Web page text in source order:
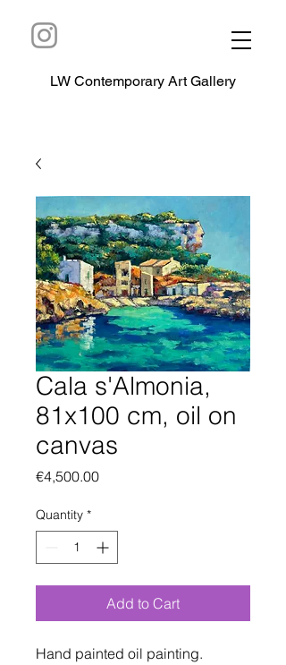
LW Contemporary Art Gallery
Cala s'Almonia,
81x100 cm, oil on
canvas
€4,500.00Price
Quantity *
Add to Cart
Hand painted oil painting.